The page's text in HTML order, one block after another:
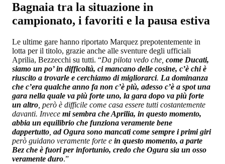
Bagnaia tra la situazione in
campionato, i favoriti e la pausa estiva
Le ultime gare hanno riportato Marquez prepotentemente in
lotta per il titolo, grazie anche alle sventure degli ufficiali
Aprilia, Bezzecchi su tutti. “Da pilota vedo che, come Ducati,
siamo un po’ in difficoltà, ci mancano delle cosine, c’è chi è
riuscito a trovarle e cerchiamo di migliorarci. La dominanza
che c’era qualche anno fa non c’è più, adesso c’è a spot una
gara nella quale va più forte uno, la gara dopo va più forte
un altro , però è difficile come casa essere tutti costantemente
davanti. Invece mi sembra che Aprilia, in questo momento,
abbia un equilibrio che funziona veramente bene
dappertutto ad Ogura sono mancati come sempre i primi giri
però guidano veramente forte e in questo momento, a parte
Bez che è fuori per infortunio, credo che Ogura sia un osso
veramente duro.”